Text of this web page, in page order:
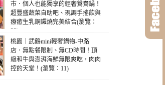
市．個人也能獨享的輕奢鴛鴦鍋！
超豐盛蔬菜自助吧、現調手搖飲與
療癒生乳銅鑼燒完美結合(瀏覽：
32)
桃園｜武鶴mini輕奢鍋物-中路
店．無點餐限制、無CD時間！頂
級和牛與澎湃海鮮無限爽吃，肉肉
控的天堂！(瀏覽：11)